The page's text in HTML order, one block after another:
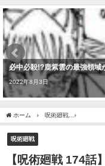
必中必殺!?鹿紫雲の最強領
2022年8月3日
ホーム 呪術廻戦
呪術廻戦
【呪術廻戦 174